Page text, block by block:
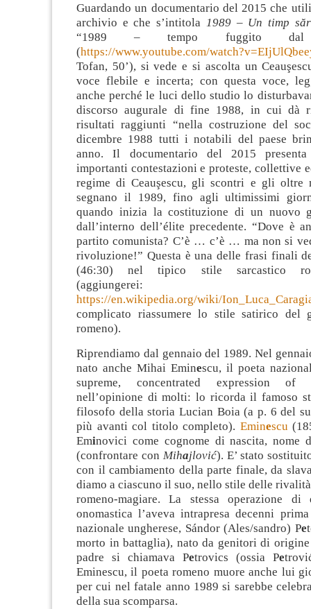
Guardando un documentario del 2015 che
archivio e che s’intitola 1989 – Un timp
“1989 – tempo fuggito dal
(https://www.youtube.com/
Tofan, 50’), si vede e si ascolta un
voce flebile e incerta; con questa voce,
anche perché le luci dello studio lo
discorso augurale di fine 1988, in cui dà
risultati raggiunti “nella costruzione del
dicembre 1988 tutti i notabili del paese
anno. Il documentario del 2015
importanti contestazioni e proteste, collettive
regime di Ceauşescu, gli scontri e gli oltre
segnano il 1989, fino agli ultimissimi
quando inizia la costituzione di un nuovo
dall’interno dell’élite precedente. “Dove è
partito comunista? C’è … c’è … ma non si
rivoluzione!” Questa è una delle frasi finali
(46:30) nel tipico stile sarcastico
(aggiungerei:
https://en.wikipedia.org/wiki/
complicato riassumere lo stile satirico del
romeno).
Riprendiamo dal gennaio del 1989. Nel
nato anche Mihai Eminescu, il poeta
supreme, concentrated expression of
nell’opinione di molti: lo ricorda il famoso
filosofo della storia Lucian Boia (a p. 6 del
più avanti col titolo completo). Eminescu
Eminovici come cognome di nascita, nome
(confrontare con Mihajlović). E’ stato
con il cambiamento della parte finale, da
diamo a ciascuno il suo, nello stile delle
romeno-magiare. La stessa operazione di
onomastica l’aveva intrapresa decenni
nazionale ungherese, Sándor (Ales/sandro) Pe
morto in battaglia), nato da genitori di
padre si chiamava Petrovics (ossia Pe
Eminescu, il poeta romeno muore anche lui
per cui nel fatale anno 1989 si sarebbe
della sua scomparsa.